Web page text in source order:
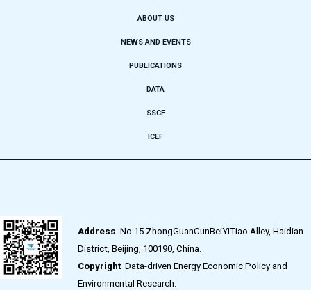
ABOUT US
NEWS AND EVENTS
PUBLICATIONS
DATA
SSCF
ICEF
Address No.15 ZhongGuanCunBeiYiTiao Alley, Haidian
District, Beijing, 100190, China.
CopyrightData-driven Energy Economic Policy and
Environmental Research.